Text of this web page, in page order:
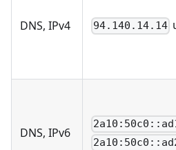
DNS, IPv4 94.140.14.14
DNS, IPv6